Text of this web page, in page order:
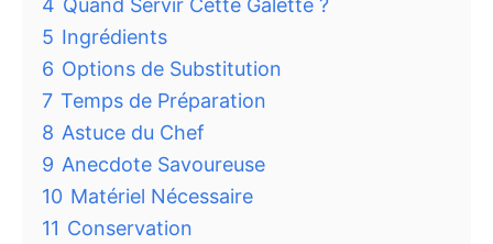
4 Quand Servir Cette Galette ?
5 Ingrédients
6 Options de Substitution
7 Temps de Préparation
8 Astuce du Chef
9 Anecdote Savoureuse
10 Matériel Nécessaire
11 Conservation